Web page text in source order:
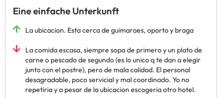
Eine einfache Unterkunft
La ubicacion. Esta cerca de guimaraes, oporto y braga
La comida escasa, siempre sopa de primero y un plato de
carne o pescado de segundo (es lo unico q te dan a elegir
junto con el postre), pero de mala calidad. El personal
desagradable, poco servicial y mal coordinado. Yo no
repetiria y a pesar de la ubicacion escogeria otro hotel.